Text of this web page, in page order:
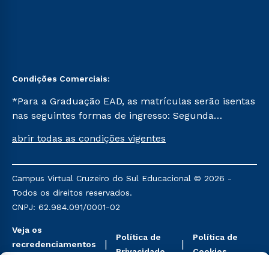
Condições Comerciais:
*Para a Graduação EAD, as matrículas serão isentas
nas seguintes formas de ingresso: Segunda
Já para as demais, a taxa de matrícula será de R$
mencionadas são referentes aos cursos: Ensino
Religioso, Geografia para a Docência e Metodologia
do Ensino de História: Questões Atuais.
abrir todas as condições vigentes
Campus Virtual Cruzeiro do Sul Educacional © 2026 -
Todos os direitos reservados.
CNPJ: 62.984.091/0001-02
Veja os
recredenciamentos
Política de
Privacidade
Política de
Cookies